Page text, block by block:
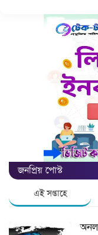
স্পন্সরড টিউন
নিউজ ফিড
Language
বাংলা English
জনপ্রিয় পোস্ট
এই সপ্তাহে